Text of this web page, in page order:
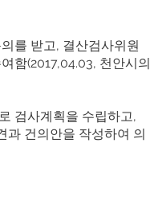
를 받고, 결산검사위원
함(2017,04.03, 천안시의
검사계획을 수립하고,
과 건의안을 작성하여 의